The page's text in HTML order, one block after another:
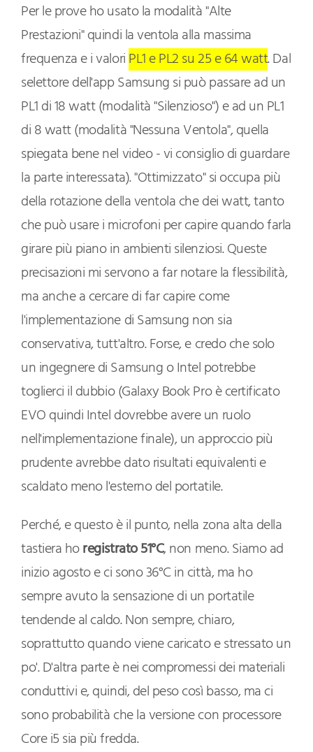
Per le prove ho usato la modalità "Alte
Prestazioni" quindi la ventola alla massima
frequenza e i valoriPL1 e PL2 su 25 e 64 watt. Dal
selettore dell'app Samsung si può passare ad un
PL1 di 18 watt (modalità "Silenzioso") e ad un PL1
di 8 watt (modalità "Nessuna Ventola", quella
spiegata bene nel video - vi consiglio di guardare
la parte interessata). "Ottimizzato" si occupa più
della rotazione della ventola che dei watt, tanto
che può usare i microfoni per capire quando farla
girare più piano in ambienti silenziosi. Queste
precisazioni mi servono a far notare la flessibilità,
ma anche a cercare di far capire come
l'implementazione di Samsung non sia
conservativa, tutt'altro. Forse, e credo che solo
un ingegnere di Samsung o Intel potrebbe
toglierci il dubbio (Galaxy Book Pro è certificato
EVO quindi Intel dovrebbe avere un ruolo
nell'implementazione finale), un approccio più
prudente avrebbe dato risultati equivalenti e
scaldato meno l'esterno del portatile.
Perché, e questo è il punto, nella zona alta della
tastiera horegistrato 51°C, non meno. Siamo ad
inizio agosto e ci sono 36°C in città, ma ho
sempre avuto la sensazione di un portatile
tendende al caldo. Non sempre, chiaro,
soprattutto quando viene caricato e stressato un
po'. D'altra parte è nei compromessi dei materiali
conduttivi e, quindi, del peso così basso, ma ci
sono probabilità che la versione con processore
Core i5 sia più fredda.